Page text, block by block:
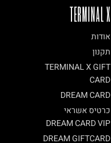
TERMINAL X
אודות
תקנון
TERMINAL X GIFT
CARD
DREAM CARD
כרטיס אשראי
DREAM CARD VIP
DREAM GIFTCARD